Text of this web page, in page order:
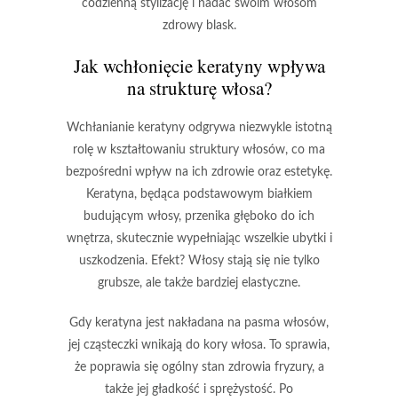
codzienną stylizację i nadać swoim włosom
zdrowy blask.
Jak wchłonięcie keratyny wpływa
na strukturę włosa?
Wchłanianie keratynyodgrywa niezwykle istotną
rolę w kształtowaniu struktury włosów, co ma
bezpośredni wpływ na ich zdrowie oraz estetykę.
Keratyna, będąca podstawowym białkiem
budującym włosy, przenika głęboko do ich
wnętrza, skutecznie wypełniając wszelkie ubytki i
uszkodzenia. Efekt? Włosy stają się nie tylko
grubsze, ale także bardziej elastyczne.
Gdy keratyna jest nakładana na pasma włosów,
jej cząsteczki wnikają do kory włosa. To sprawia,
że poprawia się ogólny stan zdrowia fryzury, a
także jej gładkość i sprężystość. Po